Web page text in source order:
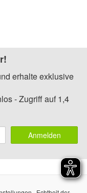
erhalte exklusive
- Zugriff auf 1,4
Anmelden